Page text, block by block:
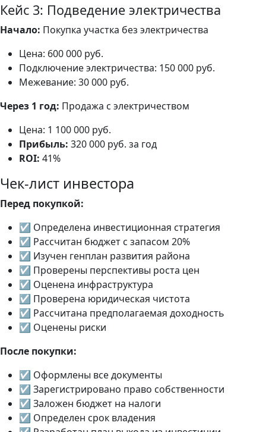
Кейс 3: Подведение электричества
Начало: Покупка участка без электричества
Цена: 600 000 руб.
Подключение электричества: 150 000 руб.
Межевание: 30 000 руб.
Через 1 год: Продажа с электричеством
Цена: 1 100 000 руб.
Прибыль: 320 000 руб. за год
ROI: 41%
Чек-лист инвестора
Перед покупкой:
☑ Определена инвестиционная стратегия
☑ Рассчитан бюджет с запасом 20%
☑ Изучен генплан развития района
☑ Проверены перспективы роста цен
☑ Оценена инфраструктура
☑ Проверена юридическая чистота
☑ Рассчитана предполагаемая доходность
☑ Оценены риски
После покупки:
☑ Оформлены все документы
☑ Зарегистрировано право собственности
☑ Заложен бюджет на налоги
☑ Определен срок владения